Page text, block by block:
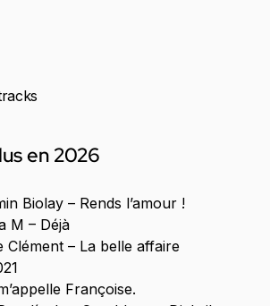
en 2026
Biolay – Rends l’amour !
M – Déjà
Clément – La belle affaire
Françoise.